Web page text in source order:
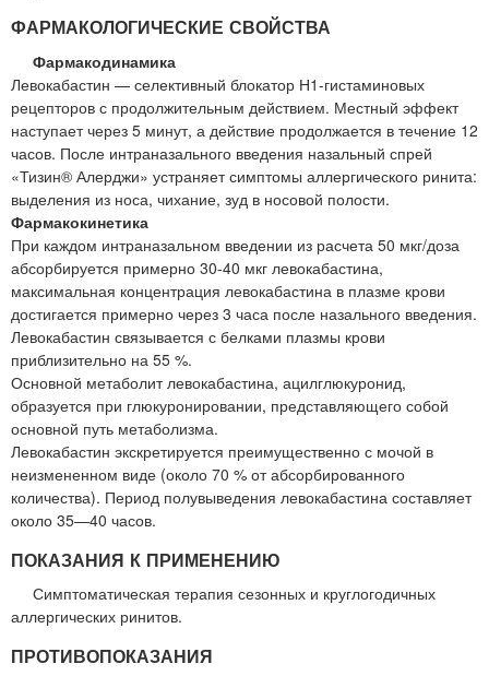
ФАРМАКОЛОГИЧЕСКИЕ СВОЙСТВА
Фармакодинамика
Левокабастин — селективный блокатор Н1-гистаминовых
рецепторов с продолжительным действием. Местный эффект
наступает через 5 минут, а действие продолжается в течение 12
часов. После интраназального введения назальный спрей
«Тизин® Алерджи» устраняет симптомы аллергического ринита:
выделения из носа, чихание, зуд в носовой полости.
Фармакокинетика
При каждом интраназальном введении из расчета 50 мкг/доза
абсорбируется примерно 30-40 мкг левокабастина,
максимальная концентрация левокабастина в плазме крови
достигается примерно через 3 часа после назального введения.
Левокабастин связывается с белками плазмы крови
приблизительно на 55 %.
Основной метаболит левокабастина, ацилглюкуронид,
образуется при глюкуронировании, представляющего собой
основной путь метаболизма.
Левокабастин экскретируется преимущественно с мочой в
неизмененном виде (около 70 % от абсорбированного
количества). Период полувыведения левокабастина составляет
около 35—40 часов.
ПОКАЗАНИЯ К ПРИМЕНЕНИЮ
Симптоматическая терапия сезонных и круглогодичных
аллергических ринитов.
ПРОТИВОПОКАЗАНИЯ